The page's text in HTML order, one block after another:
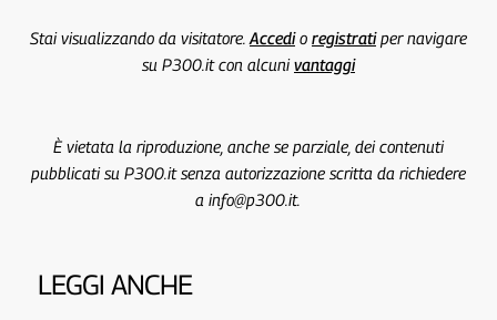
Stai visualizzando da visitatore. Accedio registratiper navigare
su P300.it con alcunivantaggi
È vietata la riproduzione, anche se parziale, dei contenuti
pubblicati su P300.it senza autorizzazione scritta da richiedere
a info@p300.it.
LEGGI ANCHE